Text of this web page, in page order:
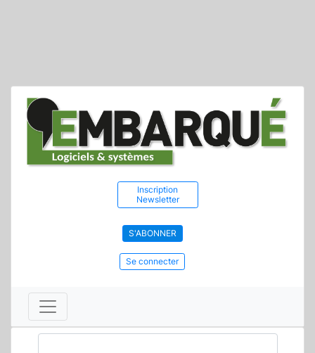
Inscription
Newsletter
S'ABONNER
Se connecter